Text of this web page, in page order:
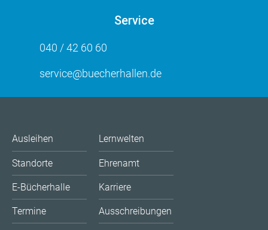
Service
040 / 42 60 60
service@buecherhallen.de
Ausleihen
Standorte
E-Bücherhalle
Termine
Lernwelten
Ehrenamt
Karriere
Ausschreibungen